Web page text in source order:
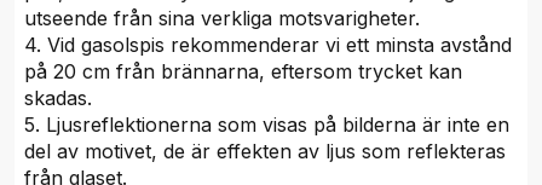
utseende från sina verkliga motsvarigheter.
4. Vid gasolspis rekommenderar vi ett minsta avstånd
på 20 cm från brännarna, eftersom trycket kan
skadas.
5. Ljusreflektionerna som visas på bilderna är inte en
del av motivet, de är effekten av ljus som reflekteras
från glaset.